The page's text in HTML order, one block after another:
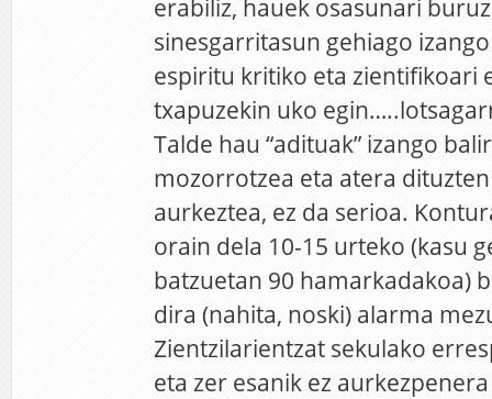
erabiliz, hauek osasunari
sinesgarritasun gehiago
espiritu kritiko eta zientifikoari
txapuzekin uko
Talde hau “adituak” izango
mozorrotzea eta atera
aurkeztea, ez da serioa.
orain dela 10-15 urteko (kasu
batzuetan 90 hamarkadakoa)
dira (nahita, noski) alarma
Zientzilarientzat sekulako
eta zer esanik ez